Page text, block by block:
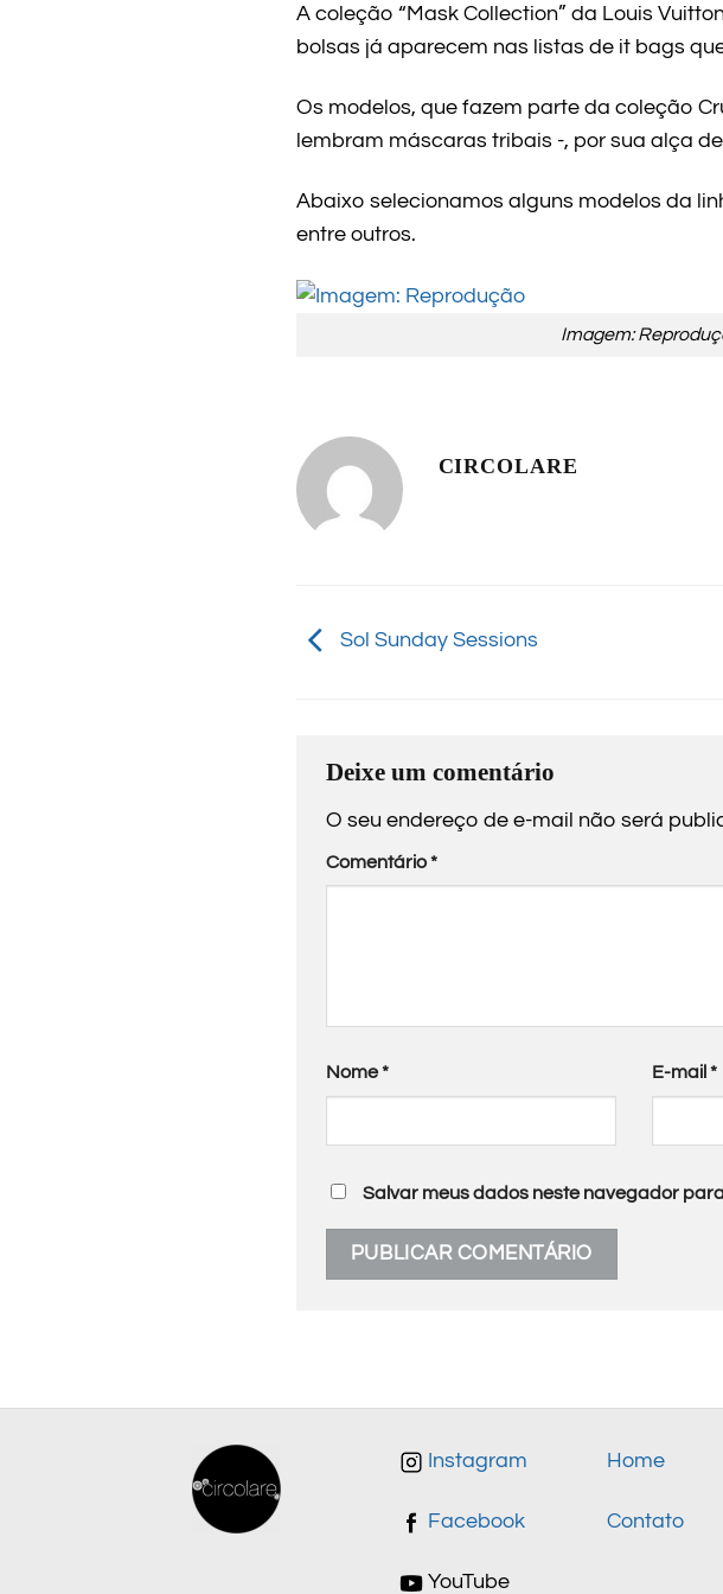
A coleção “Mask Collection” da Louis
bolsas já aparecem nas listas de it bags
Os modelos, que fazem parte da coleção
lembram máscaras tribais -, por sua alça
Abaixo selecionamos alguns modelos da
entre outros.
Imagem:
CIRCOLARE
Sol Sunday Sessions
Deixe um comentário
O seu endereço de e-mail não será
Comentário*
Nome* E-mail *
Salvar meus dados neste navegador
Instagram
Facebook
YouTube
Home
Contato